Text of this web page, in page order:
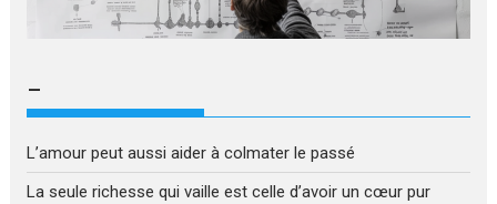
–
L’amour peut aussi aider à colmater le passé
La seule richesse qui vaille est celle d’avoir un cœur pur